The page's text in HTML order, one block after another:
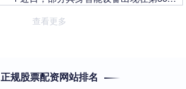
果发....查看更多
正规股票配资网站排名